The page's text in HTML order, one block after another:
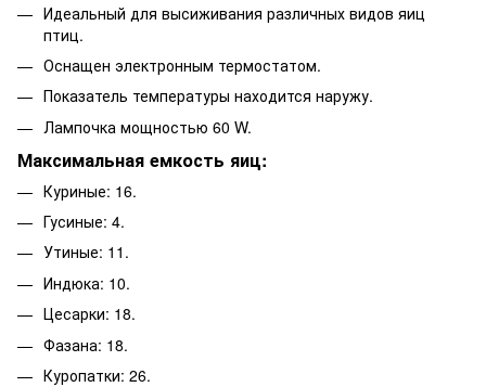
Идеальный для высиживания различных видов яиц
птиц.
Оснащен электронным термостатом.
Показатель температуры находится наружу.
Лампочка мощностью 60 W.
Максимальная емкость яиц:
Куриные: 16.
Гусиные: 4.
Утиные: 11.
Индюка: 10.
Цесарки: 18.
Фазана: 18.
Куропатки: 26.